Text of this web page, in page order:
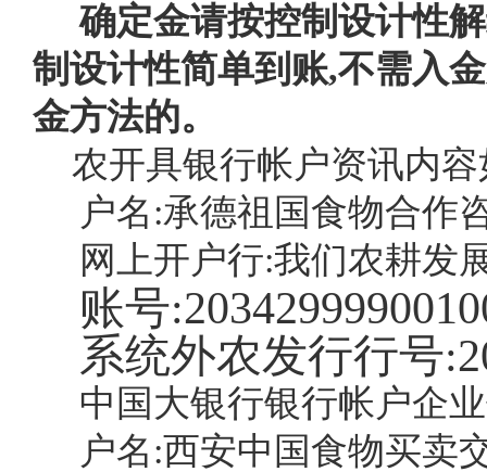
确定金请按控制设计性
制设计性简单到账,不需入
金方法的。
农开具银行帐户资讯内容
户名:承德祖国食物合作
网上开户行:我们农耕发
账号:
系统外农发行行号:
中国大银行银行帐户企
户名:西安中国食物买卖